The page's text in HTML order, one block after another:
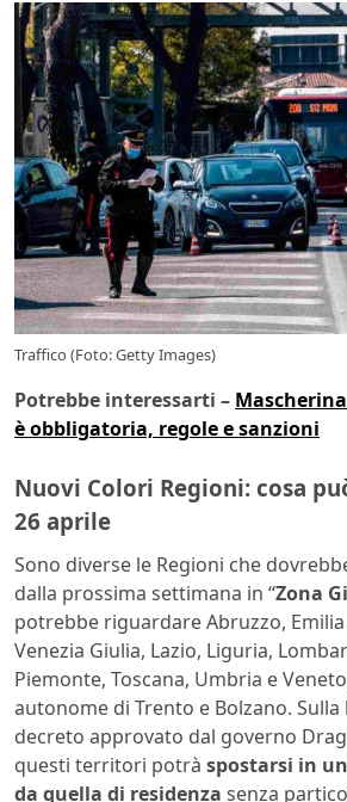
Traffico (Foto: Getty Images)
Potrebbe interessarti –
è obbligatoria, regole e sanzioni
Nuovi Colori Regioni: cosa
26 aprile
Sono diverse le Regioni che
dalla prossima settimana in “Zona
potrebbe riguardare Abruzzo,
Venezia Giulia, Lazio, Liguria,
Piemonte, Toscana, Umbria e
autonome di Trento e Bolzano. Sulla
decreto approvato dal governo
questi territori potrà spostarsi in
da quella di residenza senza